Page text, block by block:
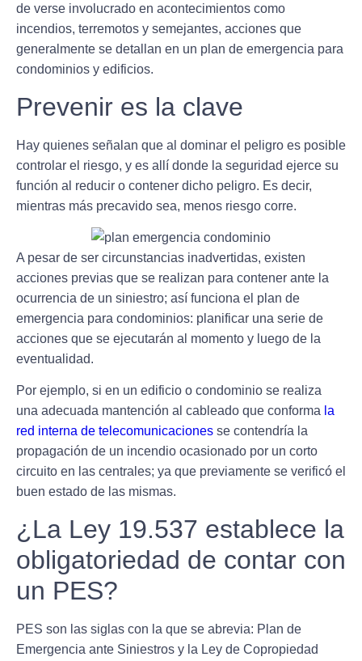
de verse involucrado en acontecimientos como
incendios, terremotos y semejantes, acciones que
generalmente se detallan en un plan de emergencia para
condominios y edificios.
Prevenir es la clave
Hay quienes señalan que al dominar el peligro es posible
controlar el riesgo, y es allí donde la seguridad ejerce su
función al reducir o contener dicho peligro. Es decir,
mientras más precavido sea, menos riesgo corre.
A pesar de ser circunstancias inadvertidas, existen
acciones previas que se realizan para contener ante la
ocurrencia de un siniestro; así funciona el plan de
emergencia para condominios: planificar una serie de
acciones que se ejecutarán al momento y luego de la
eventualidad.
Por ejemplo, si en un edificio o condominio se realiza
una adecuada mantención al cableado que conforma la
red interna de telecomunicaciones se contendría la
propagación de un incendio ocasionado por un corto
circuito en las centrales; ya que previamente se verificó el
buen estado de las mismas.
¿La Ley 19.537 establece la
obligatoriedad de contar con
un PES?
PES son las siglas con la que se abrevia: Plan de
Emergencia ante Siniestros y la Ley de Copropiedad